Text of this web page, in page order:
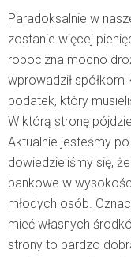
Paradoksalnie w
zostanie więcej
robocizna mocno
wprowadził
podatek, który
W którą stronę
Aktualnie jesteśmy po
dowiedzieliśmy się,
bankowe w
młodych osób.
mieć własnych
strony to bardzo